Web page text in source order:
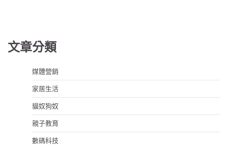
文章分類
媒體營銷
家居生活
貓奴狗奴
親子教育
數碼科技